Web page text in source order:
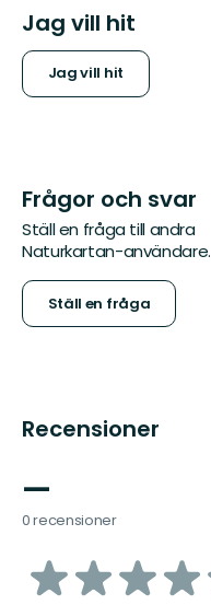
Jag vill hit
Jag vill hit
Frågor och svar
Ställ en fråga till andra
Naturkartan-användare.
Ställ en fråga
Recensioner
—
0 recensioner
av